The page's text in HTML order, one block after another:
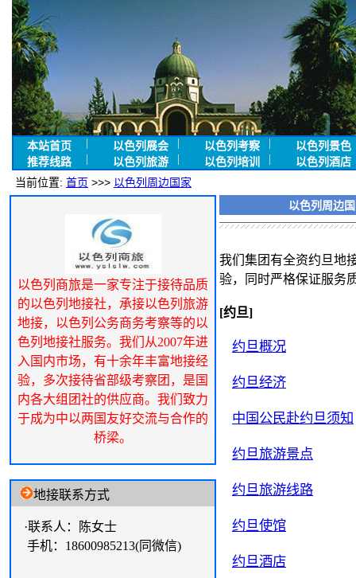
本站首页 以色列展会 以色列考察
以色列景色
推荐线路
以色列旅游 以色列培训
以色列酒店
当前位置: 首页 >>> 以色列周边国家
以色列商旅是一家专注于接待品质
的以色列地接社，承接以色列旅游
地接，以色列公务商务考察等的以
色列地接社服务。我们从2007年进
入国内市场，有十余年丰富地接经
验，多次接待省部级考察团，是国
内各大组团社的供应商。我们致力
于成为中以两国友好交流与合作的
桥梁。
地接联系方式
·联系人：陈女士
手机：18600985213(同微信)
以色列周边
我们集团有全资约旦地
验，同时严格保证服务
[约旦]
约旦概况
约旦经济
中国公民赴约旦须知
约旦旅游景点
约旦旅游线路
约旦使馆
约旦酒店